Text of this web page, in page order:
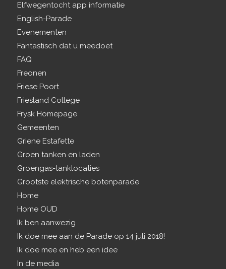
Elfwegentocht app informatie
English-Parade
Evenementen
Fantastisch dat u meedoet
FAQ
Freonen
Friese Poort
Friesland College
Frysk Homepage
Gemeenten
Griene Estafette
Groen tanken en laden
Groengas-tanklocaties
Grootste elektrische botenparade
Home
Home OUD
Ik ben aanwezig
Ik doe mee aan de Parade op 14 juli 2018!
Ik doe mee en heb een idee
In de media